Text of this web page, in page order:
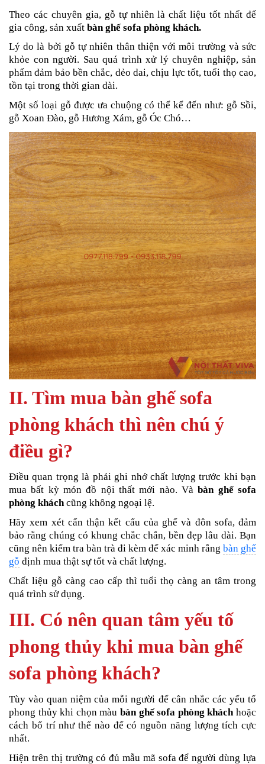
Theo các chuyên gia, gỗ tự nhiên là chất liệu tốt nhất để
gia công, sản xuất bàn ghế sofa phòng khách.
Lý do là bởi gỗ tự nhiên thân thiện với môi trường và sức
khỏe con người. Sau quá trình xử lý chuyên nghiệp, sản
phẩm đảm bảo bền chắc, dẻo dai, chịu lực tốt, tuổi thọ cao,
tồn tại trong thời gian dài.
Một số loại gỗ được ưa chuộng có thể kể đến như: gỗ Sồi,
gỗ Xoan Đào, gỗ Hương Xám, gỗ Óc Chó…
II. Tìm mua bàn ghế sofa
phòng khách thì nên chú ý
điều gì?
Điều quan trọng là phải ghi nhớ chất lượng trước khi bạn
mua bất kỳ món đồ nội thất mới nào. Vàbàn ghế sofa
phòng kháchcũng không ngoại lệ.
Hãy xem xét cẩn thận kết cấu của ghế và đôn sofa, đảm
bảo rằng chúng có khung chắc chắn, bền đẹp lâu dài. Bạn
cũng nên kiểm tra bàn trà đi kèm để xác minh rằng bàn ghế
gỗ định mua thật sự tốt và chất lượng.
Chất liệu gỗ càng cao cấp thì tuổi thọ càng an tâm trong
quá trình sử dụng.
III. Có nên quan tâm yếu tố
phong thủy khi mua bàn ghế
sofa phòng khách?
Tùy vào quan niệm của mỗi người để cân nhắc các yếu tố
phong thủy khi chọn màu bàn ghế sofa phòng kháchhoặc
cách bố trí như thế nào để có nguồn năng lượng tích cực
nhất.
Hiện trên thị trường có đủ mẫu mã sofa để người dùng lựa